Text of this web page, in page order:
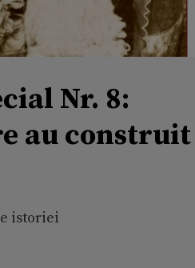
Nr. 8:
au construit
istoriei